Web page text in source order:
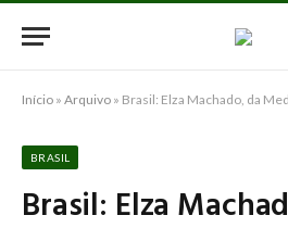
Início » Arquivo » Brasil: Elza Machado, da Medicina, é
BRASIL
Brasil: Elza